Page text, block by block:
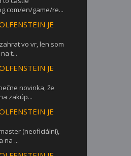
en/game/re...
JE
vo vr, len som
t...
JE
novinka, že
zakúp...
JE
(neoficiální),
na ...